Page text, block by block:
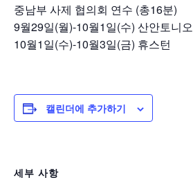
중남부 사제 협의회 연수 (총16분)
9월29일(월)-10월1일(수) 산안토니오
10월1일(수)-10월3일(금) 휴스턴
캘린더에 추가하기
세부 사항